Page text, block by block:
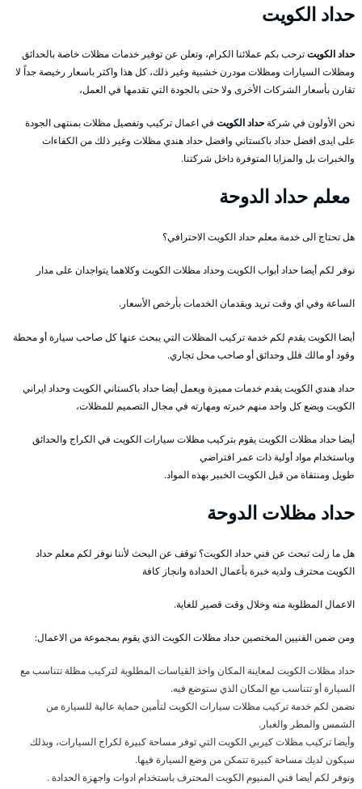
حداد الكويت
حداد الكويتترحب بكم عملائنا الكرام، وتعلن عن توفير خدمات مظلات خاصة بالحدائق
ومظلات السيارات ومظلات مودرن خشبية وغير ذلك، كل هذا واكثر باسعار رخيصة جداً لا
تقارن بأسعار الشركات الأخرى ولا حتى بالجودة التي تقدمها في العمل،
نحن الأولون في شركةحداد الكويت في اعمال تركيب وتفصيل مظلات بمنتهى الجودة
على ايدى افضل حداد باكستاني وافضل حداد هندي مظلات وغير ذلك من الكفاءات
والخبرات بل والمزايا المتوفرة داخل شركتنا.
معلم حداد الدوحة
هل تحتاج الى خدمة معلم حداد الكويت الاحترافي؟
نوفر لكم أيضا حداد أبواب الكويت وحداد مظلات الكويت وكلاهما يتواجدان على مدار
الساعة وفي اي وقت تريد ويقدمان الخدمات بأرخص الأسعار.
أيضا الكويت يقدم لكم خدمة تركيب المظلات التي يبحث عنها كل صاحب سيارة أو محطة
وقود أو مالك فلل وحدائق أو صاحب محل تجاري.
حداد هندي الكويت يقدم خدمات مميزة ويعمل أيضا حداد باكستاني الكويت وحداد ايراني
الكويت ويضع كل واحد منهم خبرته ومهارته في مجال التصميم للمظلات،
أيضا حداد مظلات الكويت يقوم بتركيب مظلات سيارات الكويت في الكراج والحدائق
وباستخدام مواد أولية ذات عمر افتراضي
طويل ومنتقاة من قبل الكويت الخبير بهذه المواد.
حداد مظلات الدوحة
هل ما زلت تبحث عن فني حداد الكويت؟ توقف عن البحث لأننا نوفر لكم معلم حداد
الكويت محترف ولديه خبرة بأعمال الحدادة وانجاز كافة
الاعمال المطلوبة منه وخلال وقت قصير للغاية.
ومن ضمن الفنيين المختصين حداد مظلات الكويت الذي يقوم بمجموعة من الاعمال:
حداد مظلات الكويت لمعاينة المكان واخذ القياسات المطلوبة لتركيب مظلة تتناسب مع
السيارة أو تتناسب مع المكان الذي ستوضع فيه.
نضمن لكم خدمة تركيب مظلات سيارات الكويت لتأمين حماية عالية للسيارة من
الشمس والمطر والغبار.
وأيضا تركيب مظلات كيربي الكويت التي توفر مساحة كبيرة لكراج السيارات، وبذلك
سيكون لديك مساحة كبيرة تتمكن من وضع السيارة فيها.
ونوفر لكم أيضا فني المنيوم الكويت المحترف باستخدام ادوات واجهزة الحدادة .